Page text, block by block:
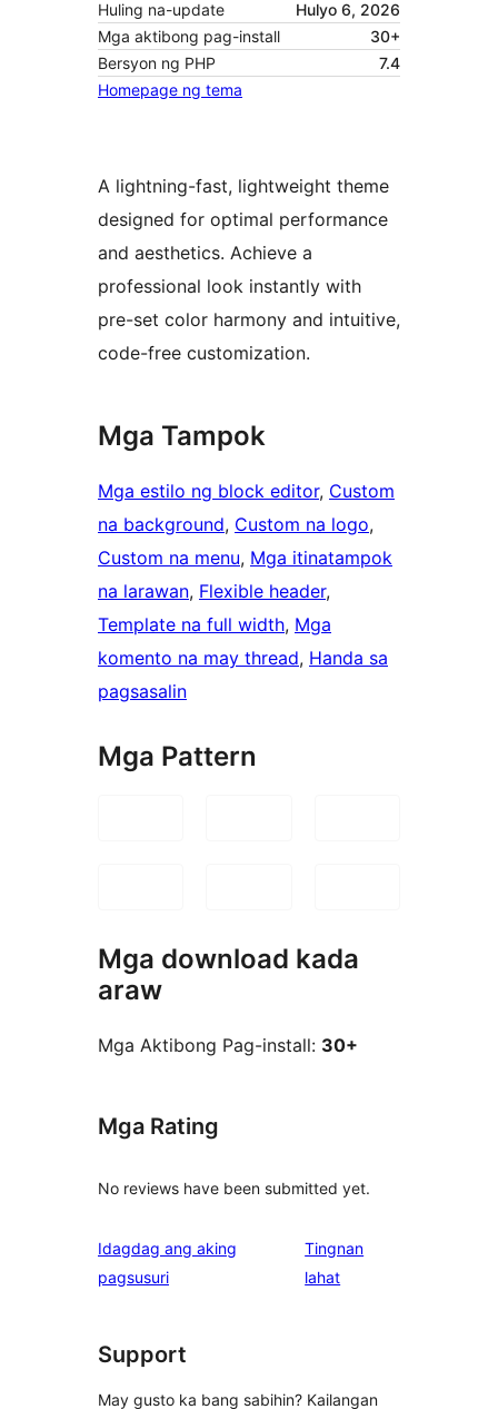
Huling na-update
Hulyo 6, 2026
Mga aktibong pag-install
30+
Bersyon ng PHP
7.4
Homepage ng tema
A lightning-fast, lightweight theme
designed for optimal performance
and aesthetics. Achieve a
professional look instantly with
pre-set color harmony and intuitive,
code-free customization.
Mga Tampok
Mga estilo ng block editor, Custom
na background, Custom na logo
Custom na menu, Mga itinatampok
na larawan, Flexible header
Template na full width, Mga
komento na may thread, Handa sa
pagsasalin
Mga Pattern
Mga download kada
araw
Mga Aktibong Pag-install: 30+
Mga Rating
No reviews have been submitted yet.
Idagdag ang aking
pagsusuri
Tingnan
lahatng
Support
May gusto ka bang sabihin? Kailangan